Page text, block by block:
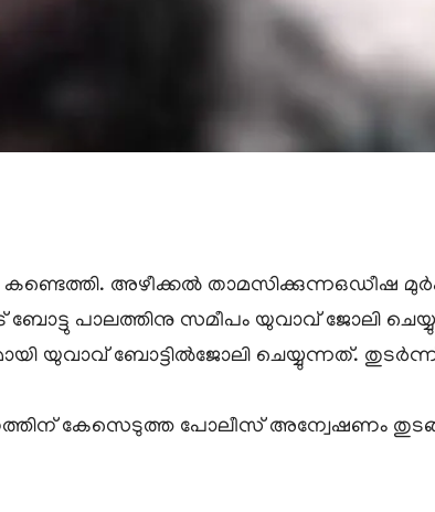
കണ്ടെത്തി. അഴീക്കൽ താമസിക്കുന്നഒഡീഷ
ബോട്ടു പാലത്തിനു സമീപം യുവാവ് ജോലി
യുവാവ് ബോട്ടിൽജോലി ചെയ്യുന്നത്.
കേസെടുത്ത പോലീസ് അന്വേഷണം